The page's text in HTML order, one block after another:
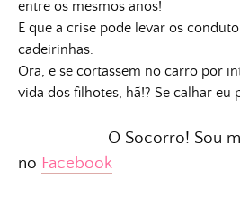
entre os mesmos anos!
E que a crise pode levar os
cadeirinhas.
Ora, e se cortassem no carro por
vida dos filhotes, hã!? Se calhar eu
O Socorro! Sou
no Facebook